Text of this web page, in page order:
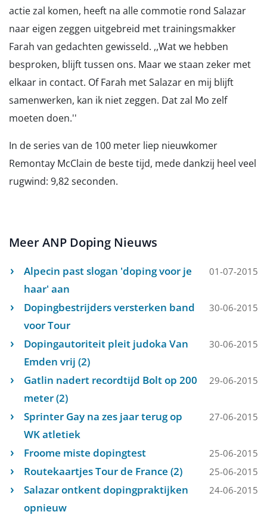
actie zal komen, heeft na alle commotie rond Salazar
naar eigen zeggen uitgebreid met trainingsmakker
Farah van gedachten gewisseld. ,,Wat we hebben
besproken, blijft tussen ons. Maar we staan zeker met
elkaar in contact. Of Farah met Salazar en mij blijft
samenwerken, kan ik niet zeggen. Dat zal Mo zelf
moeten doen.''
In de series van de 100 meter liep nieuwkomer
Remontay McClain de beste tijd, mede dankzij heel veel
rugwind: 9,82 seconden.
Meer ANP Doping Nieuws
Alpecin past slogan 'doping voor je
haar' aan
01-07-2015
Dopingbestrijders versterken band
voor Tour
30-06-2015
Dopingautoriteit pleit judoka Van
Emden vrij (2)
30-06-2015
Gatlin nadert recordtijd Bolt op 200
meter (2)
29-06-2015
Sprinter Gay na zes jaar terug op
WK atletiek
27-06-2015
Froome miste dopingtest 25-06-2015
Routekaartjes Tour de France (2) 25-06-2015
Salazar ontkent dopingpraktijken
opnieuw
24-06-2015